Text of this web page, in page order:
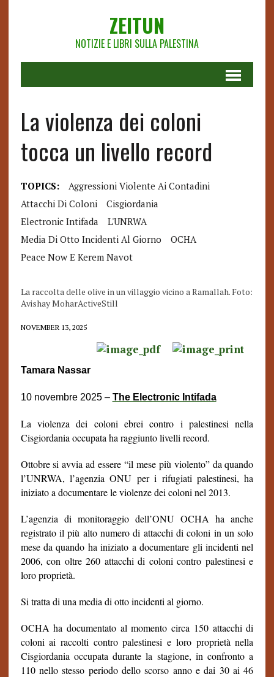
ZEITUN
NOTIZIE E LIBRI SULLA PALESTINA
La violenza dei coloni
tocca un livello record
TOPICS:
Aggressioni Violente Ai Contadini
Attacchi Di Coloni
Cisgiordania
Electronic Intifada
L'UNRWA
Media Di Otto Incidenti Al Giorno
OCHA
Peace Now E Kerem Navot
La raccolta delle olive in un villaggio vicino a Ramallah. Foto:
Avishay MoharActiveStill
NOVEMBER 13, 2025
Tamara Nassar
10 novembre 2025 – The Electronic Intifada
La violenza dei coloni ebrei contro i palestinesi nella
Cisgiordania occupata ha raggiunto livelli record.
Ottobre si avvia ad essere “il mese più violento” da quando
l’UNRWA, l’agenzia ONU per i rifugiati palestinesi, ha
iniziato a documentare le violenze dei coloni nel 2013.
L’agenzia di monitoraggio dell’ONU OCHA ha anche
registrato il più alto numero di attacchi di coloni in un solo
mese da quando ha iniziato a documentare gli incidenti nel
2006, con oltre 260 attacchi di coloni contro palestinesi e
loro proprietà.
Si tratta di una media di otto incidenti al giorno.
OCHA ha documentato al momento circa 150 attacchi di
coloni ai raccolti contro palestinesi e loro proprietà nella
Cisgiordania occupata durante la stagione, in confronto a
110 nello stesso periodo dello scorso anno e dai 30 ai 46